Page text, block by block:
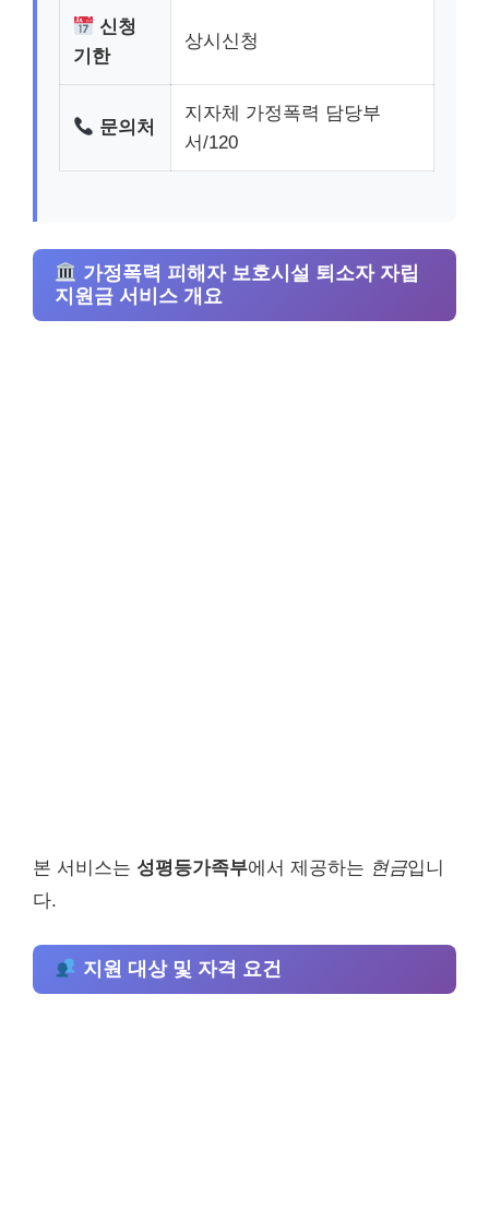
신청
기한
상시신청
문의처
지자체 가정폭력 담당부
서/120
가정폭력 피해자 보호시설 퇴소자 자립
지원금 서비스 개요
본 서비스는 성평등가족부에서 제공하는 현금입니
다.
지원 대상 및 자격 요건